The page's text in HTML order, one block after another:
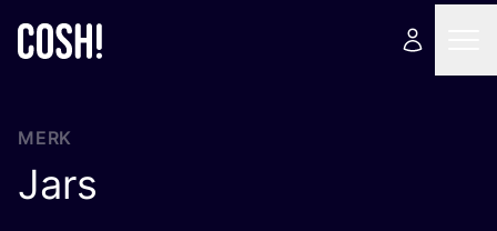
MERK
Jars